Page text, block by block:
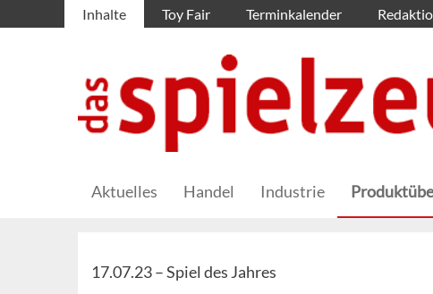
Inhalte Toy Fair Terminkalender
Aktuelles Handel Industrie
17.07.23 –Spiel des Jahres